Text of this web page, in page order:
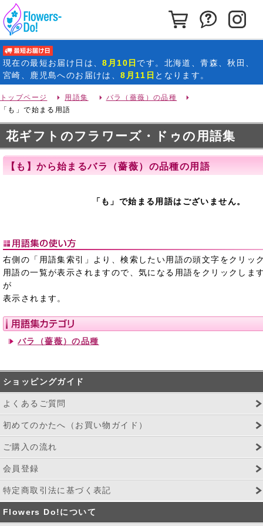
カートを見る
お問い合
現在の最短お届け日 は、8月10日 です。北海道、青森、秋田、
宮崎、鹿児島へのお届けは、8月11日 となります。
トップページ 用語集
バラ（薔薇）の品種
「も」で始まる用語
花ギフトのフラワーズ・ドゥの用語集
【も】から始まるバラ（薔薇）の品種の用語
「も」で始まる用語はございません。
右側の「用語集索引」より、検索したい用語の頭文字をクリッ
用語の一覧が表示されますので、気になる用語をクリックしま
が
表示されます。
バラ（薔薇）の品種
ショッピングガイド
よくあるご質問
初めてのかたへ（お買い物ガイド）
ご購入の流れ
会員登録
特定商取引法に基づく表記
Flowers Do!について